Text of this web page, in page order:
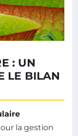
: UN
LE BILAN
la gestion